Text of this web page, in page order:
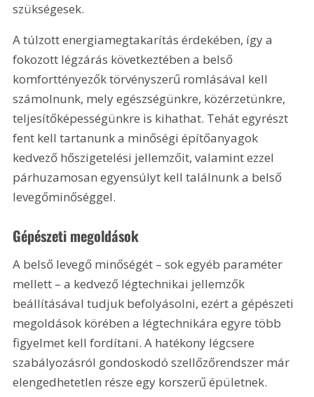
szükségesek.
A túlzott energiamegtakarítás érdekében, így a
fokozott légzárás következtében a belső
komforttényezők törvényszerű romlásával kell
számolnunk, mely egészségünkre, közérzetünkre,
teljesítőképességünkre is kihathat. Tehát egyrészt
fent kell tartanunk a minőségi építőanyagok
kedvező hőszigetelési jellemzőit, valamint ezzel
párhuzamosan egyensúlyt kell találnunk a belső
levegőminőséggel.
Gépészeti megoldások
A belső levegő minőségét – sok egyéb paraméter
mellett – a kedvező légtechnikai jellemzők
beállításával tudjuk befolyásolni, ezért a gépészeti
megoldások körében a légtechnikára egyre több
figyelmet kell fordítani. A hatékony légcsere
szabályozásról gondoskodó szellőzőrendszer már
elengedhetetlen része egy korszerű épületnek.